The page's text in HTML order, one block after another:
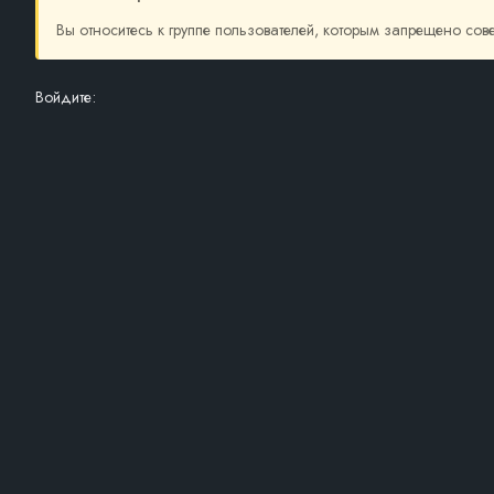
Вы относитесь к группе пользователей, которым запрещено
Войдите: